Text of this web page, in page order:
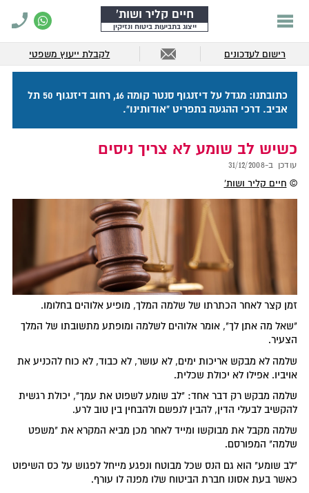
חיים קליר ושות'
ייצוג בתביעות ביטוח ונזיקין
רישום לעדכונים לקבלת ייעוץ משפטי
כתובתנו: מגדל על דיזנגוף סנטר קומה 16, רחוב דיזנגוף 50 תל
אביב. דרכי ההגעה בתפריט "אודותינו".
כשיש לב שומע לא צריך ניסים
עודכן ב-31/12/2008
© חיים קליר ושות'
זמן קצר לאחר הכתרתו של שלמה המלך, מופיע אלוהים בחלומו.
"שאל מה אתן לך", אומר אלוהים לשלמה ומופתע מתשובתו של המלך
הצעיר.
שלמה לא מבקש אריכות ימים, לא עושר, לא כבוד, לא כוח להכניע את
אויביו. אפילו לא יכולת שכלית.
שלמה מבקש רק דבר אחד: "לב שומע לשפוט את עמך", יכולת רגשית
להקשיב לבעלי הדין, להבין לנפשם ולהבחין בין טוב לרע.
שלמה מקבל את מבוקשו ומייד לאחר מכן מביא המקרא את "משפט
שלמה" המפורסם.
"לב שומע" הוא גם הנס שכל מבוטח ונפגע מייחל לפגוש על כס השיפוט
כאשר בעת אסונו חברת הביטוח שלו מפנה לו עורף.